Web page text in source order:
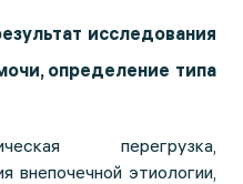
исследования
определение типа
перегрузка,
внепочечной этиологии,